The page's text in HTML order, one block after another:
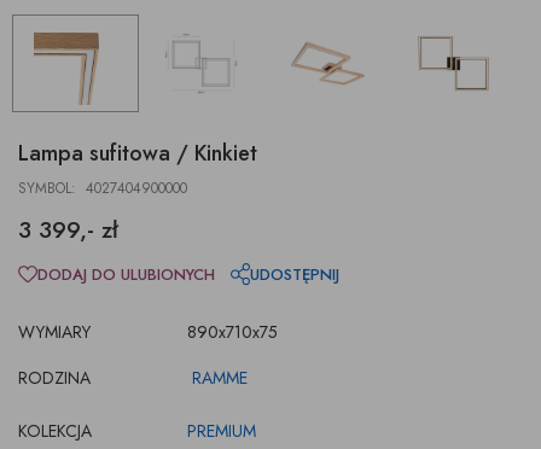
Lampa sufitowa / Kinkiet
SYMBOL: 4027404900000
3 399,- zł
WYMIARY
890x710x75
RODZINA
RAMME
KOLEKCJA PREMIUM
DODAJ DO ULUBIONYCH UDOSTĘPNIJ